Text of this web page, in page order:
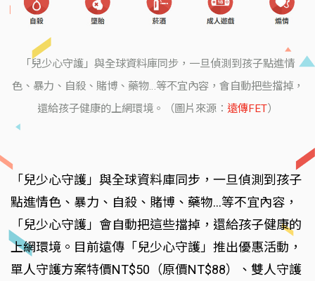
「兒少心守護」與全球資料庫同步，一旦偵測到孩子點進情
色、暴力、自殺、賭博、藥物…等不宜內容，會自動把些擋掉，
還給孩子健康的上網環境。（圖片來源： 遠傳FET）
「兒少心守護」與全球資料庫同步，一旦偵測到孩子
點進情色、暴力、自殺、賭博、藥物…等不宜內容，
「兒少心守護」會自動把這些擋掉，還給孩子健康的
上網環境。目前遠傳「兒少心守護」推出優惠活動，
單人守護方案特價NT$50（原價NT$88）、雙人守護